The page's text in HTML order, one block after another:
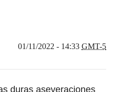
01/11/2022 - 14:33 GMT-5
duras aseveraciones